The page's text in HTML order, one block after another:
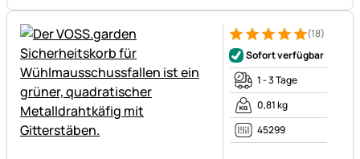
Bewertung: 5 von 5 (18
18 Bewertungen (18)
Sofort verfügbar
1 - 3 Tage
0,81 kg
45299